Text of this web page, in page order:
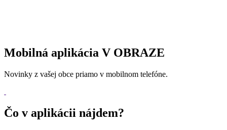
Mobilná aplikácia V OBRAZE
Novinky z vašej obce priamo v mobilnom telefóne.
Čo v aplikácii nájdem?